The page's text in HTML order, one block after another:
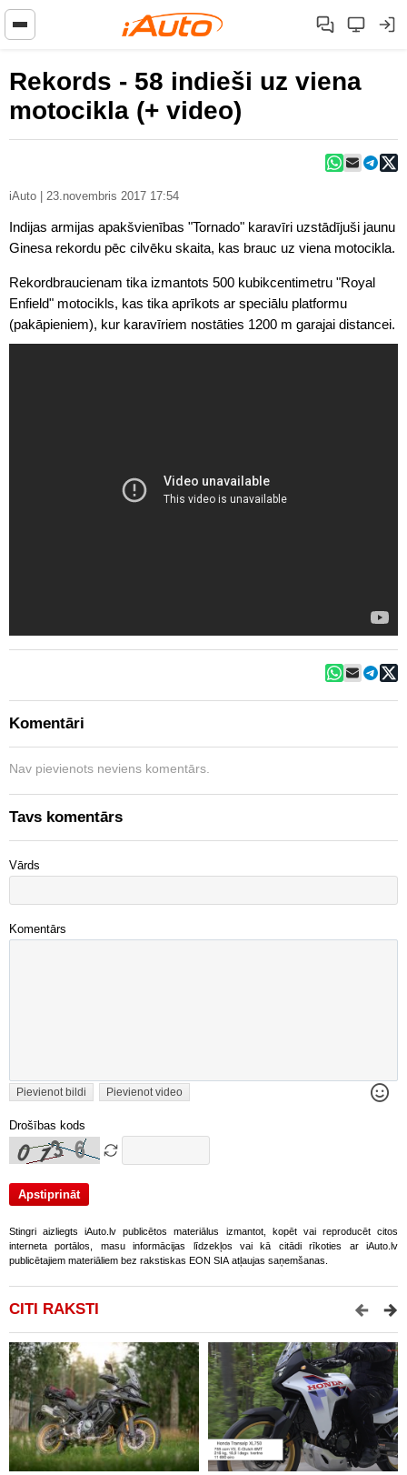
Rekords - 58 indieši uz viena
motocikla (+ video)
iAuto | 23.novembris 2017 17:54
Indijas armijas apakšvienības "Tornado" karavīri uzstādījuši jaunu
Ginesa rekordu pēc cilvēku skaita, kas brauc uz viena motocikla.
Rekordbraucienam tika izmantots 500 kubikcentimetru "Royal
Enfield" motocikls, kas tika aprīkots ar speciālu platformu
(pakāpieniem), kur karavīriem nostāties 1200 m garajai distancei.
Komentāri
Nav pievienots neviens komentārs.
Tavs komentārs
Vārds
Komentārs
Pievienot bildi Pievienot video
Drošības kods
Stingri aizliegts iAuto.lv publicētos materiālus izmantot, kopēt vai reproducēt citos
interneta portālos, masu informācijas līdzekļos vai kā citādi rīkoties ar iAuto.lv
publicētajiem materiāliem bez rakstiskas EON SIA atļaujas saņemšanas.
CITI RAKSTI